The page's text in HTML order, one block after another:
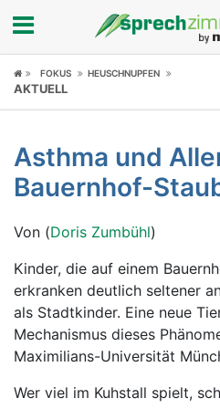
Fokus
Symptome
Ratgeber
Rubriken
FOKUS HEUSCHNUPFEN
AKTUELL
Asthma und
Bauernhof-
Von (Doris Zumbühl)
Kinder, die auf einem
erkranken deutlich seltener
als Stadtkinder. Eine neue
Mechanismus dieses
Maximilians-Universität
Wer viel im Kuhstall spielt,